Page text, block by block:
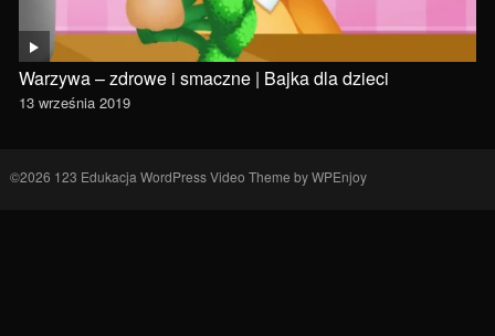
Warzywa – zdrowe i smaczne | Bajka dla dzieci
13 września 2019
©2026 123 Edukacja WordPress Video Theme byWPEnjoy